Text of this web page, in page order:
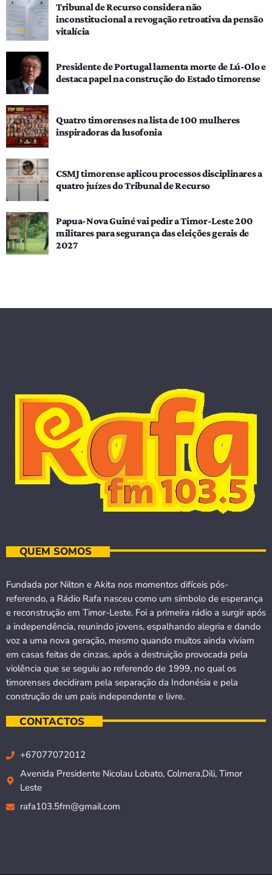
Tribunal de Recurso considera não
inconstitucional a revogação retroativa da pensão
vitalícia
Presidente de Portugal lamenta morte de Lú-Olo e
destaca papel na construção do Estado timorense
Quatro timorenses na lista de 100 mulheres
inspiradoras da lusofonia
CSMJ timorense aplicou processos disciplinares a
quatro juízes do Tribunal de Recurso
Papua-Nova Guiné vai pedir a Timor-Leste 200
militares para segurança das eleições gerais de
2027
QUEM SOMOS
Fundada por Nilton e Akita nos momentos difíceis pós-
referendo, a Rádio Rafa nasceu como um símbolo de esperança
e reconstrução em Timor-Leste. Foi a primeira rádio a surgir após
a independência, reunindo jovens, espalhando alegria e dando
voz a uma nova geração, mesmo quando muitos ainda viviam
em casas feitas de cinzas, após a destruição provocada pela
violência que se seguiu ao referendo de 1999, no qual os
timorenses decidiram pela separação da Indonésia e pela
construção de um país independente e livre.
CONTACTOS
+67077072012
Avenida Presidente Nicolau Lobato, Colmera,Dili, Timor
Leste
rafa103.5fm@gmail.com